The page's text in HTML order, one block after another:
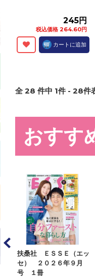
245円
税込価格 264.60円
カートに追加
全28 件中 1件 - 28件
おすす
アシェット・コレクショ
ンズ・ジャパン くまの
プーさん楽しい...